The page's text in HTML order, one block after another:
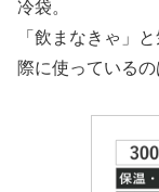
冷袋。
「飲まなきゃ」
際に使っている